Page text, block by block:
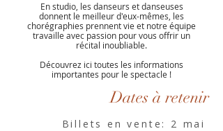
En studio, les danseurs et danseuses
donnent le meilleur d'eux-mêmes, les
chorégraphies prennent vie et notre équipe
travaille avec passion pour vous offrir un
récital inoubliable.
Découvrez ici toutes les informations
importantes pour le spectacle !
Dates à retenir
Billets en vente: 2 mai